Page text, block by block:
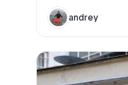
andrey